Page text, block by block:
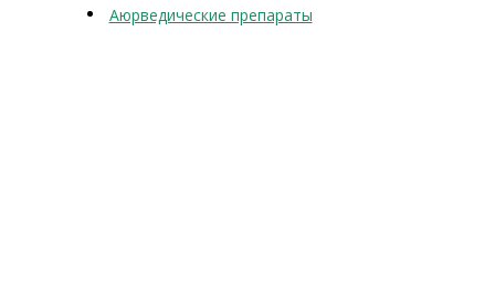
Аюрведические препараты